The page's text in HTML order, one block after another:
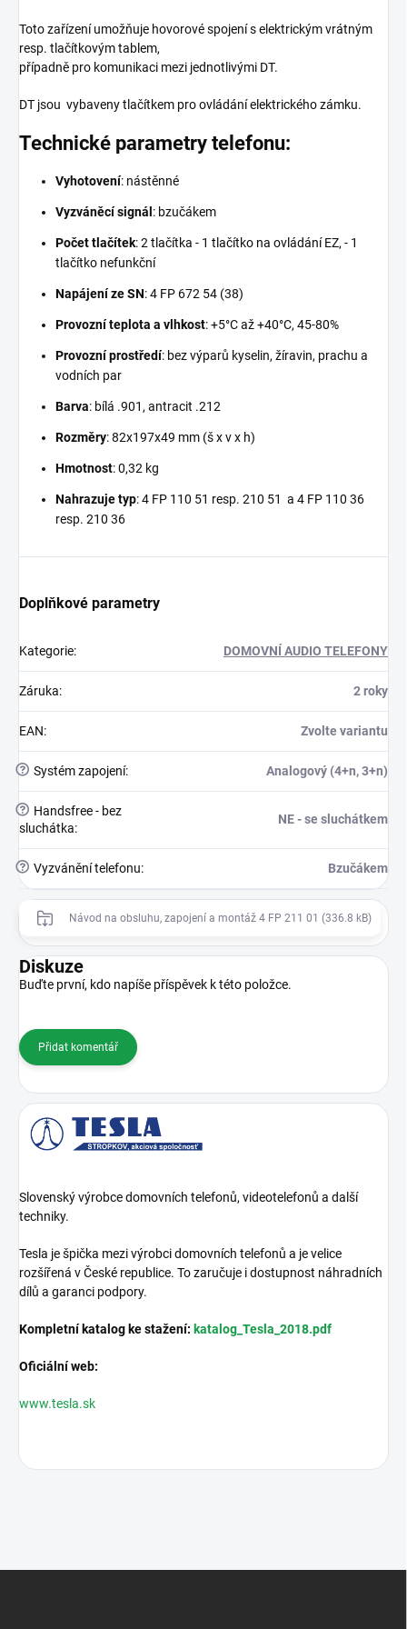
Toto zařízení umožňuje hovorové spojení s elektrickým vrátným
resp. tlačítkovým tablem,
případně pro komunikaci mezi jednotlivými DT.
DT jsou vybaveny tlačítkem pro ovládání elektrického zámku.
Technické parametry telefonu:
Vyhotovení: nástěnné
Vyzváněcí signál : bzučákem
Počet tlačítek: 2 tlačítka - 1 tlačítko na ovládání EZ, - 1
tlačítko nefunkční
Napájení ze SN: 4 FP 672 54 (38)
Provozní teplota a vlhkost: +5°C až +40°C, 45-80%
Provozní prostředí: bez výparů kyselin, žíravin, prachu a
vodních par
Barva: bílá .901, antracit .212
Rozměry: 82x197x49 mm (š x v x h)
Hmotnost: 0,32 kg
Nahrazuje typ: 4 FP 110 51 resp. 210 51 a 4 FP 110 36
resp. 210 36
Doplňkové parametry
Kategorie: DOMOVNÍ AUDIO TELEFONY
Záruka: 2 roky
EAN: Zvolte variantu
? Systém zapojení: Analogový (4+n, 3+n)
?
Handsfree - bez
sluchátka:
NE - se sluchátkem
? Vyzvánění telefonu: Bzučákem
Návod na obsluhu, zapojení a montáž 4 FP 211 01 (336.8 kB)
Diskuze
Buďte první, kdo napíše příspěvek k této položce.
Přidat komentář
Slovenský výrobce domovních telefonů, videotelefonů a další
techniky.
Tesla je špička mezi výrobci domovních telefonů a je velice
rozšířená v České republice. To zaručuje i dostupnost náhradních
dílů a garanci podpory.
Kompletní katalog ke stažení: katalog_Tesla_2018.pdf
Oficiální web:
www.tesla.sk